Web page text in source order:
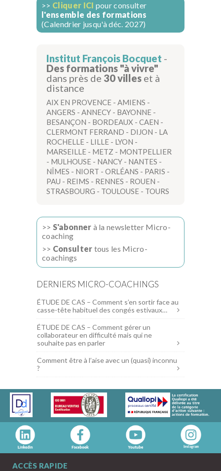
>> Cliquer ICI pour consulter
l'ensemble des formations
(Calendrier jusqu'à déc. 2027)
Institut François Bocquet -
Des formations "à vivre"
dans près de 30 villes et à
distance
AIX EN PROVENCE - AMIENS -
ANGERS - ANNECY - BAYONNE -
BESANÇON - BORDEAUX - CAEN -
CLERMONT FERRAND - DIJON - LA
ROCHELLE - LILLE - LYON -
MARSEILLE - METZ - MONTPELLIER
- MULHOUSE - NANCY - NANTES -
NÎMES - NIORT - ORLÉANS - PARIS -
PAU - REIMS - RENNES - ROUEN -
STRASBOURG - TOULOUSE - TOURS
>> S'abonner à la newsletter Micro-
coaching
>> Consulter tous les Micro-
coachings
DERNIERS MICRO-COACHINGS
ÉTUDE DE CAS – Comment s’en sortir face au
casse-tête habituel des congés estivaux…
ÉTUDE DE CAS – Comment gérer un
collaborateur en difficulté mais qui ne
souhaite pas en parler
Comment être à l’aise avec un (quasi) inconnu
?
ACCÈS RAPIDE